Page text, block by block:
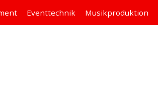
Eventtechnik Musikproduktion